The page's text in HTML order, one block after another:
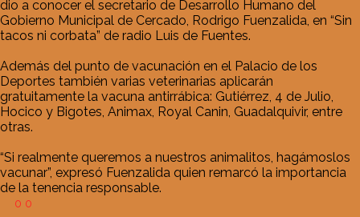
dio a conocer el secretario de Desarrollo Humano del
Gobierno Municipal de Cercado, Rodrigo Fuenzalida, en “Sin
tacos ni corbata” de radio Luis de Fuentes.
Además del punto de vacunación en el Palacio de los
Deportes también varias veterinarias aplicarán
gratuitamente la vacuna antirrábica: Gutiérrez, 4 de Julio,
Hocico y Bigotes, Animax, Royal Canin, Guadalquivir, entre
otras.
“Si realmente queremos a nuestros animalitos, hagámoslos
vacunar”, expresó Fuenzalida quien remarcó la importancia
de la tenencia responsable.
0 0